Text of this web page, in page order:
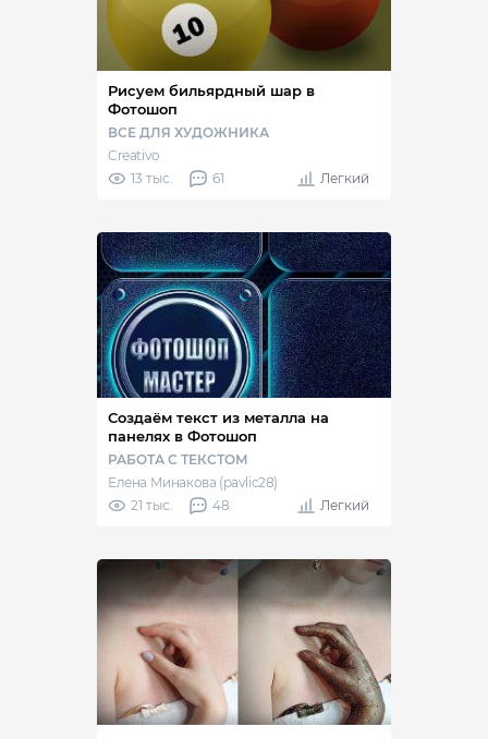
Рисуем бильярдный шар в
Фотошоп
ВСЕ ДЛЯ ХУДОЖНИКА
Creativo
13 тыс.
61 Легкий
Создаём текст из металла на
панелях в Фотошоп
РАБОТА С ТЕКСТОМ
Елена Минакова (pavlic28)
21 тыс.
48 Легкий